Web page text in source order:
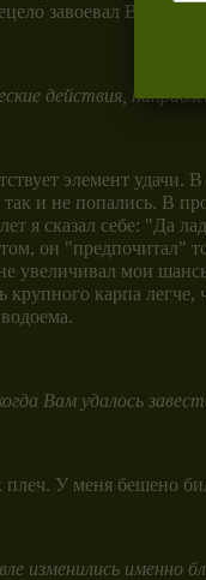
завоевал Ваш
действия,
элемент удачи.
и не попались. В
я сказал себе: "Да
он "предпочитал"
увеличивал мои
крупного карпа
Вам удалось
У меня бешено
изменились именно